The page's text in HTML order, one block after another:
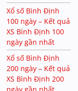
Xổ số Bình Định
100 ngày – Kết quả
XS Bình Định 100
ngày gần nhất
Xổ số Bình Định
200 ngày – Kết quả
XS Bình Định 200
ngày gần nhất